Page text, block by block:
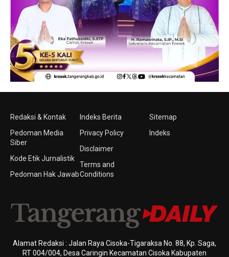
Redaksi & Kontak
Pedoman Media
Siber
Kode Etik Jurnalistik
Pedoman Hak Jawab
Indeks Berita
Privacy Policy
Disclaimer
Terms and
Conditions
Sitemap
Indeks
Alamat Redaksi : Jalan Raya Cisoka-Tigaraksa No. 88, Kp. Saga,
RT 004/004, Desa Caringin Kecamatan Cisoka Kabupaten